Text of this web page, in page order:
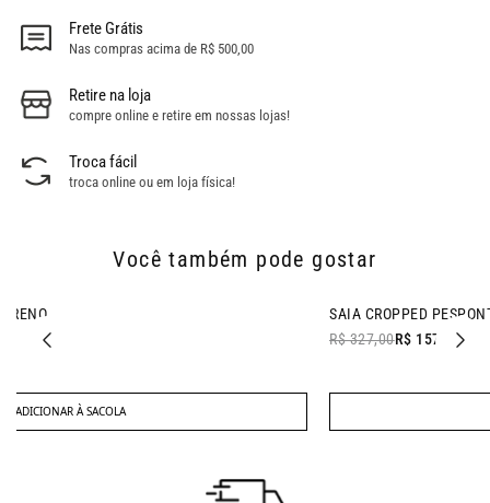
Frete Grátis
Nas compras acima de R$ 500,00
Retire na loja
compre online e retire em nossas lojas!
Troca fácil
troca online ou em loja física!
Você também pode gostar
- 52% OFF
SAIA CROPPED PESPONTOS IPANEMA AZUL SERENO
R$ 327,00